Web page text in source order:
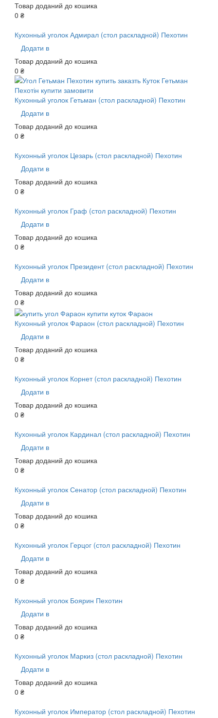
Товар доданий до кошика
0 ₴
Кухонный уголок Адмирал (стол раскладной) Пехотин
Додати в
Товар доданий до кошика
0 ₴
Кухонный уголок Гетьман (стол раскладной) Пехотин
Додати в
Товар доданий до кошика
0 ₴
Кухонный уголок Цезарь (стол раскладной) Пехотин
Додати в
Товар доданий до кошика
0 ₴
Кухонный уголок Граф (стол раскладной) Пехотин
Додати в
Товар доданий до кошика
0 ₴
Кухонный уголок Президент (стол раскладной) Пехотин
Додати в
Товар доданий до кошика
0 ₴
Кухонный уголок Фараон (стол раскладной) Пехотин
Додати в
Товар доданий до кошика
0 ₴
Кухонный уголок Корнет (стол раскладной) Пехотин
Додати в
Товар доданий до кошика
0 ₴
Кухонный уголок Кардинал (стол раскладной) Пехотин
Додати в
Товар доданий до кошика
0 ₴
Кухонный уголок Сенатор (стол раскладной) Пехотин
Додати в
Товар доданий до кошика
0 ₴
Кухонный уголок Герцог (стол раскладной) Пехотин
Додати в
Товар доданий до кошика
0 ₴
Кухонный уголок Боярин Пехотин
Додати в
Товар доданий до кошика
0 ₴
Кухонный уголок Маркиз (стол раскладной) Пехотин
Додати в
Товар доданий до кошика
0 ₴
Кухонный уголок Император (стол раскладной) Пехотин